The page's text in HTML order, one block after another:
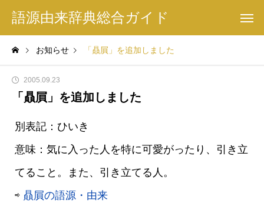
語源由来辞典総合ガイド
お知らせ 「贔屓」を追加しました
2005.09.23
「贔屓」を追加しました
別表記：ひいき
意味：気に入った人を特に可愛がったり、引き立
てること。また、引き立てる人。
⇨ 贔屓の語源・由来